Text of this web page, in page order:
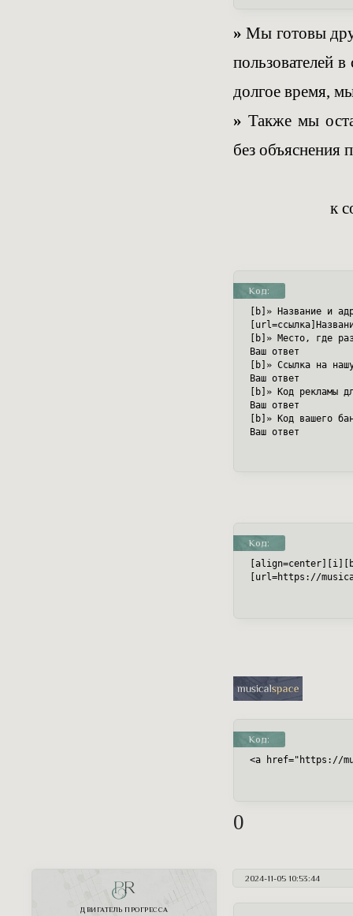
» Мы готовы
пользователей
долгое время,
» Также мы
без объяснения
к
Код:
[b]» Название и
[b]» Место, где
Ваш ответ
[b]» Ссылка на
Ваш ответ
[b]» Код рекламы
Ваш ответ
[b]» Код вашего
Ваш ответ
Код:
[url=https://
Код:
<a href="https://
0
2024-11-05 10:53:44
PR
ДВИГАТЕЛЬ ПРОГРЕССА